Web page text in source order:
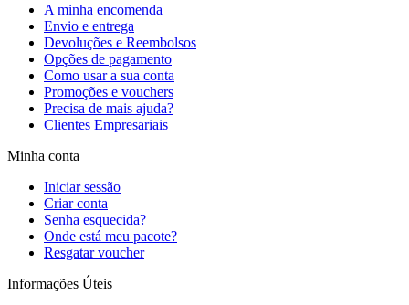
A minha encomenda
Envio e entrega
Devoluções e Reembolsos
Opções de pagamento
Como usar a sua conta
Promoções e vouchers
Precisa de mais ajuda?
Clientes Empresariais
Minha conta
Iniciar sessão
Criar conta
Senha esquecida?
Onde está meu pacote?
Resgatar voucher
Informações Úteis